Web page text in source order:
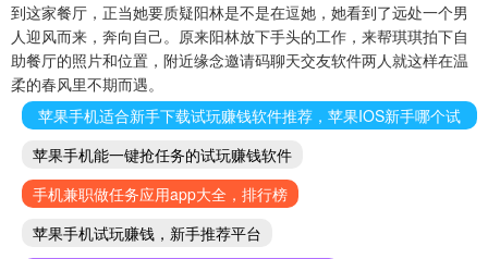
到这家餐厅，正当她要质疑阳林是不是在逗她，她看到了远处一个男
人迎风而来，奔向自己。原来阳林放下手头的工作，来帮琪琪拍下自
助餐厅的照片和位置，附近缘念邀请码聊天交友软件两人就这样在温
柔的春风里不期而遇。
苹果手机适合新手下载试玩赚钱软件推荐，苹果IOS新手哪个试
玩赚钱软件好
苹果手机能一键抢任务的试玩赚钱软件
手机兼职做任务应用app大全，排行榜
苹果手机试玩赚钱，新手推荐平台